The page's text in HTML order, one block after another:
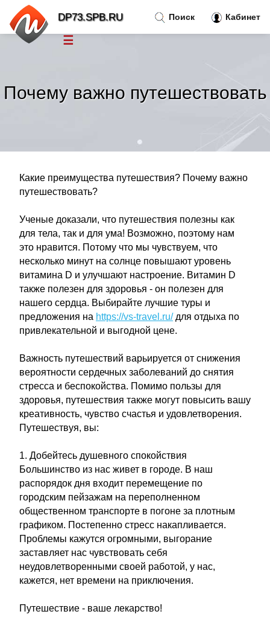
Почему важно путешествовать
Какие преимущества путешествия? Почему важно
путешествовать?
Ученые доказали, что путешествия полезны как
для тела, так и для ума! Возможно, поэтому нам
это нравится. Потому что мы чувствуем, что
несколько минут на солнце повышают уровень
витамина D и улучшают настроение. Витамин D
также полезен для здоровья - он полезен для
нашего сердца. Выбирайте лучшие туры и
предложения на https://vs-travel.ru/для отдыха по
привлекательной и выгодной цене.
Важность путешествий варьируется от снижения
вероятности сердечных заболеваний до снятия
стресса и беспокойства. Помимо пользы для
здоровья, путешествия также могут повысить вашу
креативность, чувство счастья и удовлетворения.
Путешествуя, вы:
1. Добейтесь душевного спокойствия
Большинство из нас живет в городе. В наш
распорядок дня входит перемещение по
городским пейзажам на переполненном
общественном транспорте в погоне за плотным
графиком. Постепенно стресс накапливается.
Проблемы кажутся огромными, выгорание
заставляет нас чувствовать себя
неудовлетворенными своей работой, у нас,
кажется, нет времени на приключения.
Путешествие - ваше лекарство!
Поиск Кабинет
DP73.SPB.RU
☰
Тренды новостей»